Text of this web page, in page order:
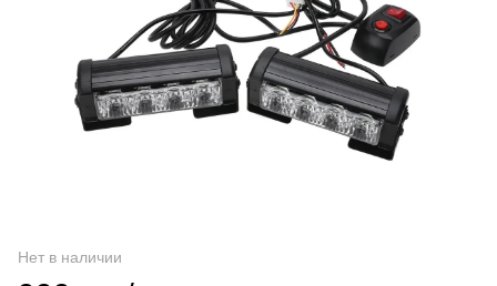
Нет в наличии